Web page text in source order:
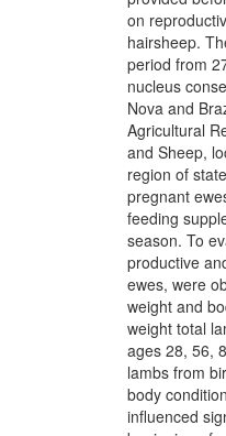
on
hairsheep.
period from
nucleus
Nova and
Agricultural
and Sheep,
region of
pregnant
feeding
season. To
productive
ewes, were
weight and
weight total
ages 28, 56,
lambs from
body
influenced